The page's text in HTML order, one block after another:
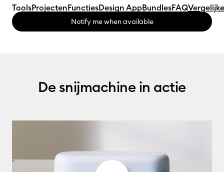
ToolsProjectenFunctiesDesign AppBundlesFAQ
Notify me when available
De snijmachine in actie